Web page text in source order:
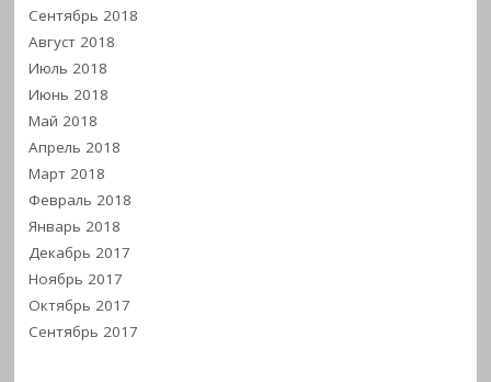
Сентябрь 2018
Август 2018
Июль 2018
Июнь 2018
Май 2018
Апрель 2018
Март 2018
Февраль 2018
Январь 2018
Декабрь 2017
Ноябрь 2017
Октябрь 2017
Сентябрь 2017